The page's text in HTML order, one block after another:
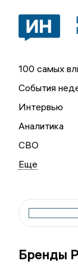
100 самых
События
Интервью
Аналитика
СВО
Бренды